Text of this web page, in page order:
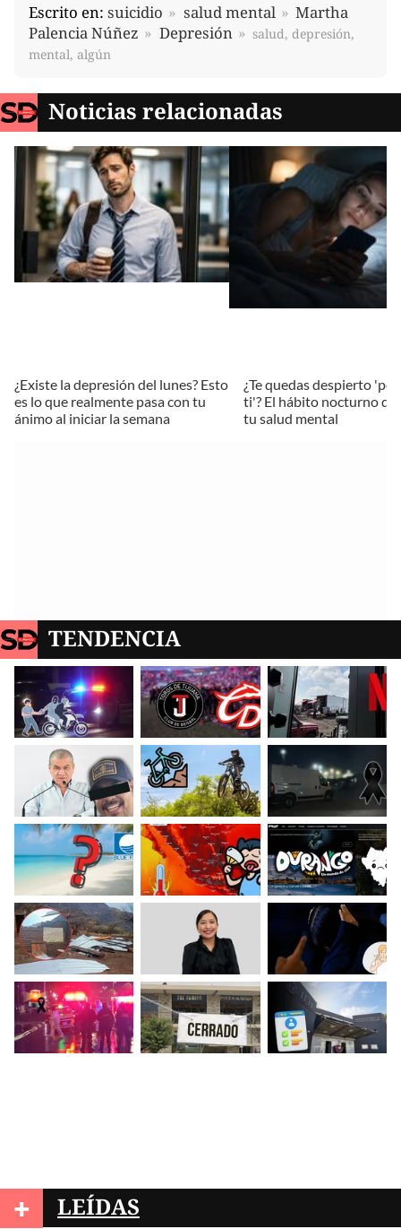
Escrito en: suicidio salud mental
Martha
Palencia Núñez
Depresión
salud, depresión,
mental, algún
Noticias relacionadas
¿Existe la depresión del lunes? Esto
es lo que realmente pasa con tu
ánimo al iniciar la semana
¿Te quedas despierto
ti'? El hábito nocturno
tu salud mental
TENDENCIA
+ LEÍDAS